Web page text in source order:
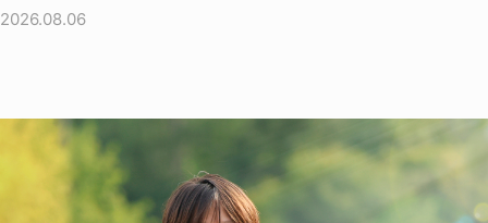
2026.08.06